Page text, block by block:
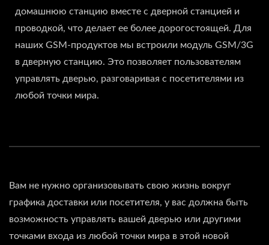
домашнюю станцию вместе с дверной станцией и
проводкой, что делает ее более дорогостоящей. Для
наших GSM-продуктов мы встроили модуль GSM/3G
в дверную станцию. Это позволяет пользователям
управлять дверью, разговаривая с посетителями из
любой точки мира.
Вам не нужно организовывать свою жизнь вокруг
графика доставки или посетителя, у вас должна быть
возможность управлять вашей дверью или другими
точками входа из любой точки мира в этой новой